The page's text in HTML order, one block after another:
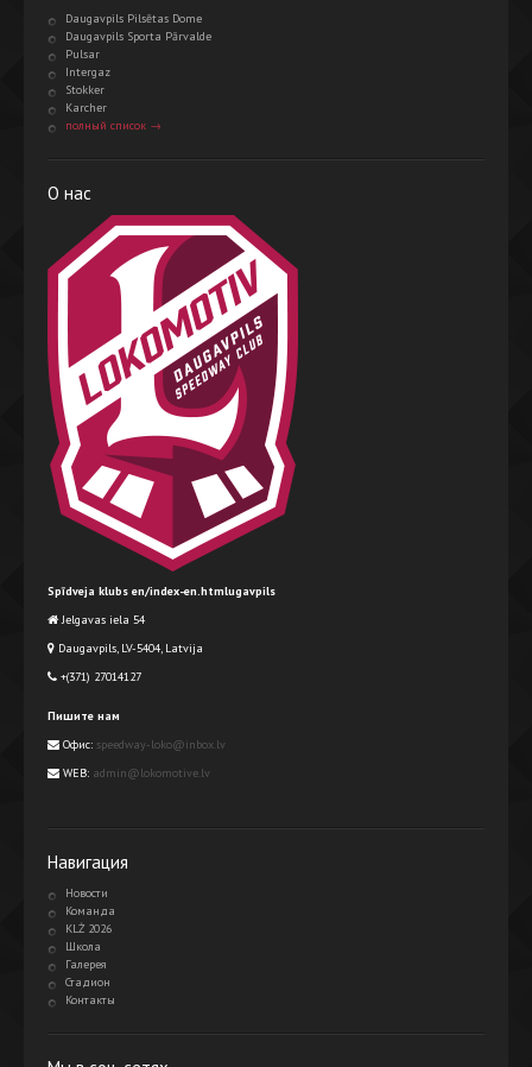
Daugavpils Pilsētas Dome
Daugavpils Sporta Pārvalde
Pulsar
Intergaz
Stokker
Karcher
полный список →
О нас
Spīdveja klubs en/index-en.htmlugavpils
Jelgavas iela 54
Daugavpils, LV-5404, Latvija
+(371) 27014127
Пишите нам
Офис: speedway-loko@inbox.lv
WEB: admin@lokomotive.lv
Навигация
Новости
Команда
KLŻ 2026
Школа
Галерея
Стадион
Контакты